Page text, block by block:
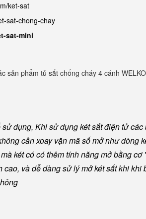
ket-sat
sat-chong-chay
sat-mini
sản phẩm tủ sắt chống cháy 4 cánh
dụng, Khi sử dụng két sắt điện tử các
cần xoay vặn mã số mở như dòng
két có có thêm tính năng mở bằng cơ
và dễ dàng sử lý mở két sắt khi khi